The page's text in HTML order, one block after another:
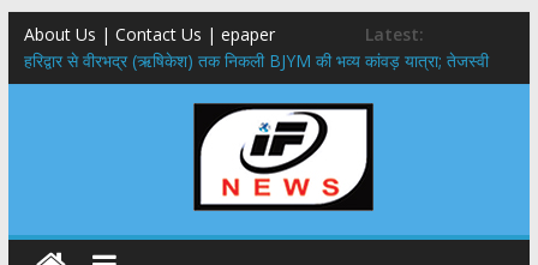
About Us | Contact Us | epaper
Latest:
​हरिद्वार से वीरभद्र (ऋषिकेश) तक निकली BJYM की भव्य कांवड़ यात्रा; तेजस्वी
सूर्या ने की देश व प्रदेशवासियों के कल्याण की कामना
नंदा की चौकी पुल हादसा: PWD के EE, AE और JE निलंबित, सीएम धामी के निर्देश
मुख्यमंत्री ने 9 लाख 87 हजार17 पेंशन लाभार्थियों को कुल 146 करोड़ 32 लाख
राष्ट्रीय हथकरघा दिवस पर मुख्यमंत्री धामी ने उत्कृष्ट बुनकरों और हस्तशिल्प
कारीगरों को किया सम्मानित